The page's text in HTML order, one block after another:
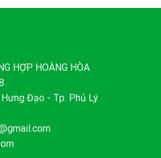
HỢP HOÀNG HÒA
Đạo - Tp. Phủ Lý